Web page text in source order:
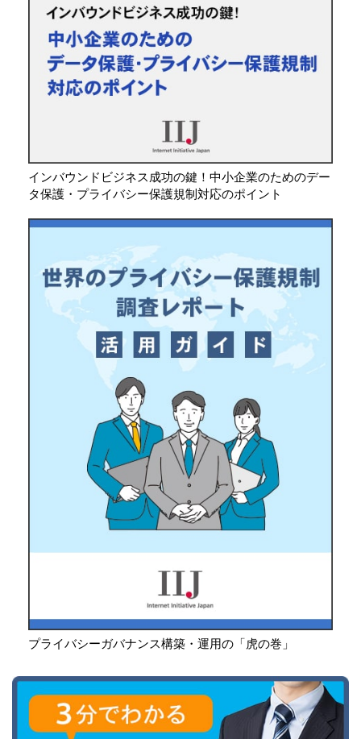
インバウンドビジネス成功の鍵！中小企業のためのデー
タ保護・プライバシー保護規制対応のポイント
プライバシーガバナンス構築・運用の「虎の巻」